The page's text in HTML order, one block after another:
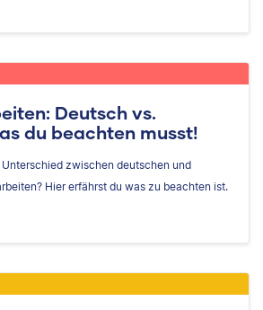
Deutsch vs.
du beachten musst!
zwischen deutschen und
Hier erfährst du was zu beachten ist.